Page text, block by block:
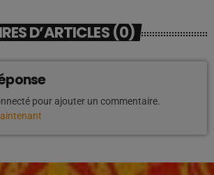
D’ARTICLES (0)
pour ajouter un commentaire.